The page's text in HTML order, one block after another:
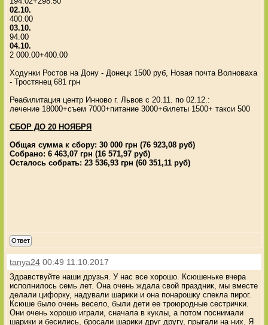
02.10.
400.00
03.10.
94.00
04.10.
2 000.00+400.00
Ходунки Ростов на Дону - Донецк 1500 руб, Новая почта Волноваха
- Тростянец 681 грн
Реабилитация центр Инново г. Львов с 20.11. по 02.12.:
лечение 18000+съем 7000+питание 3000+билеты 1500+ такси 500
СБОР ДО 20 НОЯБРЯ
Общая сумма к сбору: 30 000 грн (76 923,08 руб)
Собрано: 6 463,07 грн (16 571,97 руб)
Осталось собрать: 23 536,93 грн (60 351,11 руб)
Ответ
tanya24 00:49 11.10.2017
Здравствуйте наши друзья. У нас все хорошо. Ксюшеньке вчера
исполнилось семь лет. Она очень ждала свой праздник, мы вместе
делали цифорку, надували шарики и она понарошку спекла пирог.
Ксюше было очень весело, были дети ее троюродные сестрички.
Они очень хорошо играли, сначала в куклы, а потом поснимали
шарики и бесились, бросали шарики друг другу, прыгали на них. Я